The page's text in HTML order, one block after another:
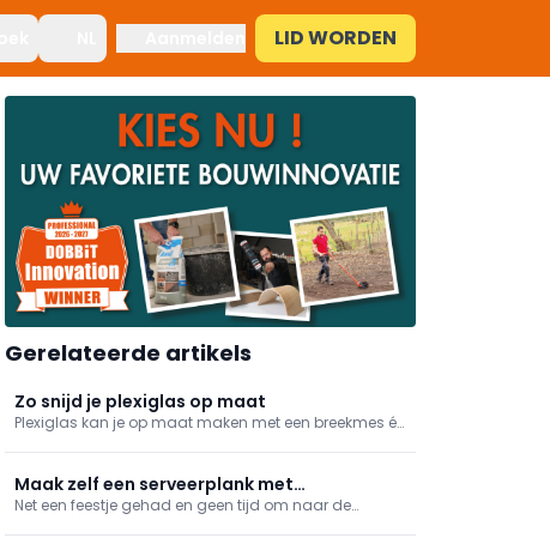
LID WORDEN
Gerelateerde artikels
Zo snijd je plexiglas op maat
Plexiglas kan je op maat maken met een breekmes én
Maak zelf een serveerplank met
restmateriaal
Net een feestje gehad en geen tijd om naar de